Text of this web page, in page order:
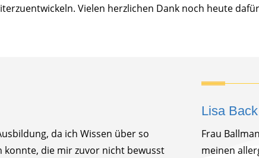
Vielen herzlichen Dank noch heute
da ich Wissen über so
konnte, die mir zuvor nicht bewusst
Lisa Back
Frau
meinen